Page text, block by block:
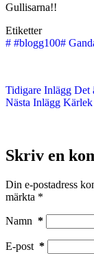
Gullisarna!!
Etiketter
# #blogg100#
Tidigare Inlägg Det
Nästa Inlägg Kärlek
Skriv en
Din e-postadress
märkta *
Namn *
E-post *